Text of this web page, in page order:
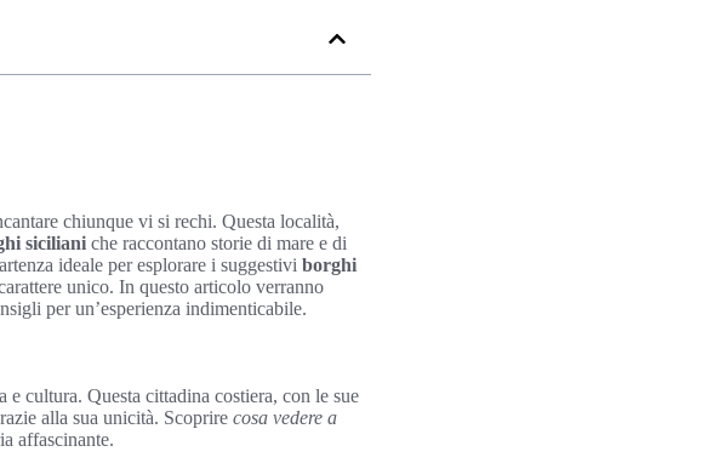
chiunque vi si rechi. Questa località,
siciliani che raccontano storie di mare e di
ideale per esplorare i suggestivi borghi
unico. In questo articolo verranno
per un’esperienza indimenticabile.
cultura. Questa cittadina costiera, con le sue
alla sua unicità. Scoprire cosa vedere a
affascinante.